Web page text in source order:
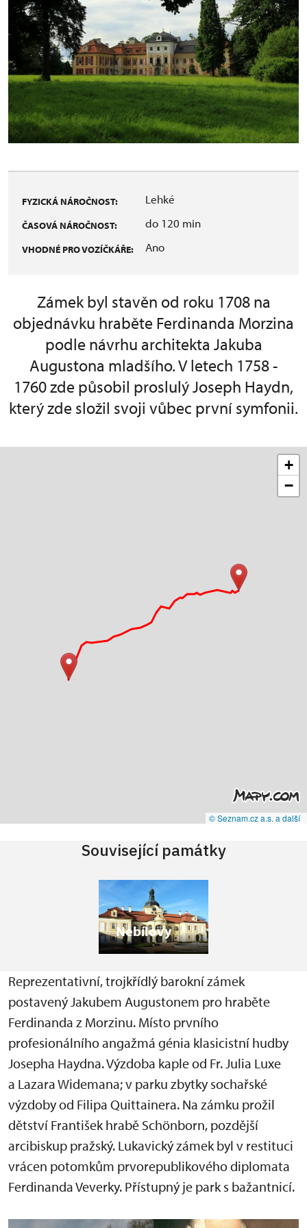
FYZICKÁ NÁROČNOST: Lehké
ČASOVÁ NÁROČNOST: do 120 min
VHODNÉ PRO VOZÍČKÁŘE: Ano
Zámek byl stavěn od roku 1708 na
objednávku hraběte Ferdinanda Morzina
podle návrhu architekta Jakuba
Augustona mladšího. V letech 1758 -
1760 zde působil proslulý Joseph Haydn,
který zde složil svoji vůbec první symfonii.
+
−
© Seznam.cz a.s. a další
Související památky
Nebílovy
Reprezentativní, trojkřídlý barokní zámek
postavený Jakubem Augustonem pro hraběte
Ferdinanda z Morzinu. Místo prvního
profesionálního angažmá génia klasicistní hudby
Josepha Haydna. Výzdoba kaple od Fr. Julia Luxe
a Lazara Widemana; v parku zbytky sochařské
výzdoby od Filipa Quittainera. Na zámku prožil
dětství František hrabě Schönborn, pozdější
arcibiskup pražský. Lukavický zámek byl v restituci
vrácen potomkům prvorepublikového diplomata
Ferdinanda Veverky. Přístupný je park s bažantnicí.